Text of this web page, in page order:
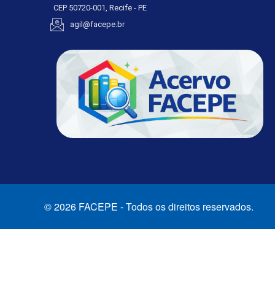
CEP 50720-001, Recife - PE
agil@facepe.br
© 2026 FACEPE - Todos os direitos reservados.